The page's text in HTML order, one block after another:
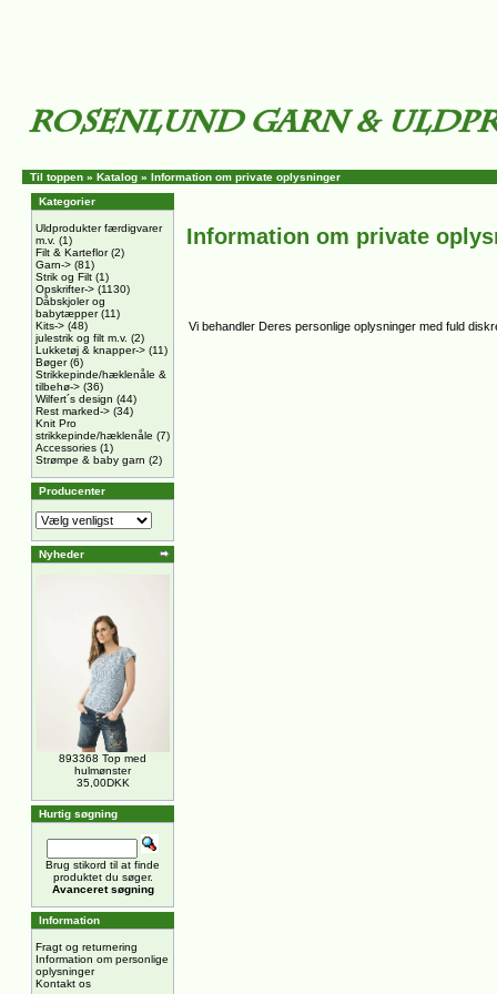
Til toppen » Katalog » Information om private oplysninger
Kategorier
Uldprodukter færdigvarer
m.v. (1)
Filt & Karteflor(2)
Garn-> (81)
Strik og Filt (1)
Opskrifter-> (1130)
Dåbskjoler og
babytæpper(11)
Kits-> (48)
julestrik og filt m.v. (2)
Lukketøj & knapper-> (11)
Bøger(6)
Strikkepinde/hæklenåle &
tilbehø-> (36)
Wilfert´s design (44)
Rest marked-> (34)
Knit Pro
strikkepinde/hæklenåle (7)
Accessories (1)
Strømpe & baby garn (2)
Producenter
Nyheder
893368 Top med
hulmønster
35,00DKK
Hurtig søgning
Brug stikord til at finde
produktet du søger.
Avanceret søgning
Information
Fragt og returnering
Information om personlige
oplysninger
Kontakt os
Information om private
Vi behandler Deres personlige oplysninger med fuld